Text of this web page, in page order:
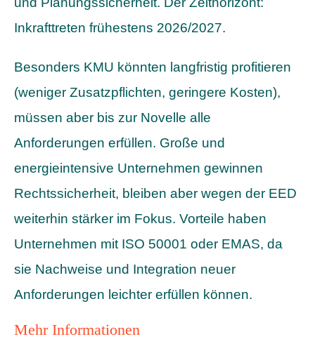
Inkrafttreten frühestens 2026/2027.
Besonders KMU könnten langfristig profitieren
(weniger Zusatzpflichten, geringere Kosten),
müssen aber bis zur Novelle alle
Anforderungen erfüllen. Große und
energieintensive Unternehmen gewinnen
Rechtssicherheit, bleiben aber wegen der EED
weiterhin stärker im Fokus. Vorteile haben
Unternehmen mit ISO 50001 oder EMAS, da
sie Nachweise und Integration neuer
Anforderungen leichter erfüllen können.
Mehr Informationen